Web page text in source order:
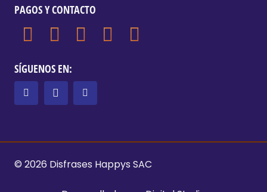
PAGOS Y CONTACTO
SÍGUENOS EN:
© 2026 Disfrases Happys SAC